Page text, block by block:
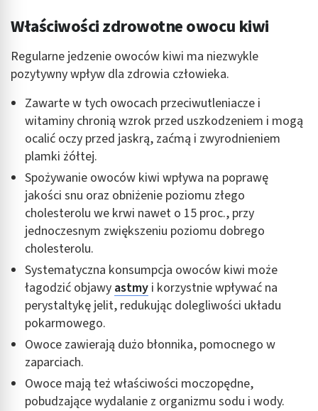
Właściwości zdrowotne owocu kiwi
Regularne jedzenie owoców kiwi ma niezwykle
pozytywny wpływ dla zdrowia człowieka.
Zawarte w tych owocach przeciwutleniacze i
witaminy chronią wzrok przed uszkodzeniem i mogą
ocalić oczy przed jaskrą, zaćmą i zwyrodnieniem
plamki żółtej.
Spożywanie owoców kiwi wpływa na poprawę
jakości snu oraz obniżenie poziomu złego
cholesterolu we krwi nawet o 15 proc., przy
jednoczesnym zwiększeniu poziomu dobrego
cholesterolu.
Systematyczna konsumpcja owoców kiwi może
łagodzić objawy astmy i korzystnie wpływać na
perystaltykę jelit, redukując dolegliwości układu
pokarmowego.
Owoce zawierają dużo błonnika, pomocnego w
zaparciach.
Owoce mają też właściwości moczopędne,
pobudzające wydalanie z organizmu sodu i wody.
spersonalizowanych reklam
Tworzenie profili w celu personalizacji treści
Wykorzystywanie profili w celu doboru
spersonalizowanych treści
Pomiar efektywności reklam
Pomiar efektywności treści
Rozumienie odbiorców dzięki statystyce lub
kombinacji danych z różnych źródeł
Rozwój i ulepszanie usług
Wykorzystywanie ograniczonych danych do
wyboru treści
Funkcje specjalne IAB:
Użycie dokładnych danych geolokalizacyjnych
Identyfikowanie urządzeń na podstawie
aktywnie żądanych informacji
Cele przetwarzania inne niż IAB:
Niezbędne